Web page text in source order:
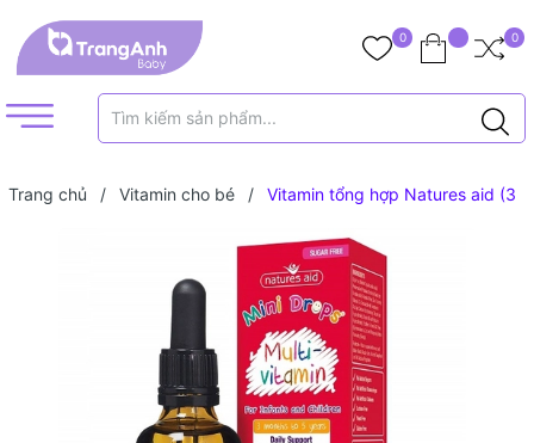
0 0
Trang chủ / Vitamin cho bé /
Vitamin tổng hợp Natures aid (3